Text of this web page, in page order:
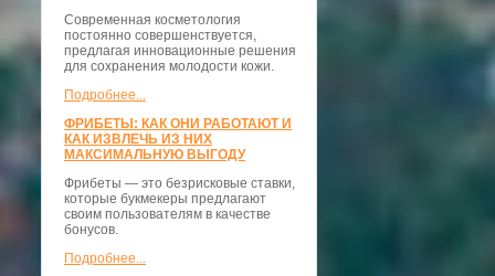
Современная косметология
постоянно совершенствуется,
предлагая инновационные решения
для сохранения молодости кожи.
Подробнее...
ФРИБЕТЫ: КАК ОНИ РАБОТАЮТ И
КАК ИЗВЛЕЧЬ ИЗ НИХ
МАКСИМАЛЬНУЮ ВЫГОДУ
Фрибеты — это безрисковые ставки,
которые букмекеры предлагают
своим пользователям в качестве
бонусов.
Подробнее...